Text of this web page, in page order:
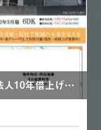
越谷市の中古戸建 表面利回り８．０％ 法人10年借上げ賃貸中 全室賃貸中